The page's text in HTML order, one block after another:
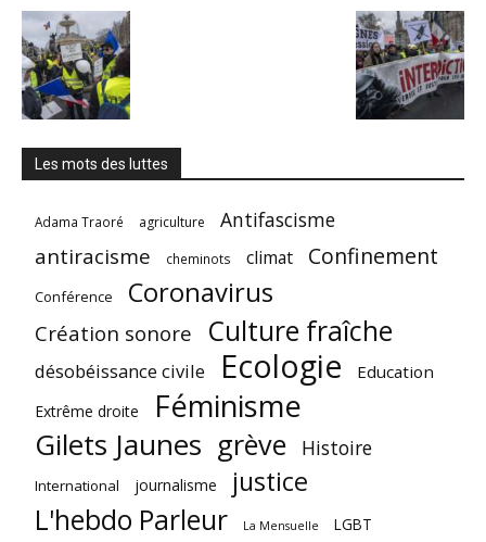
Les mots des luttes
Adama Traoré agriculture Antifascisme
antiracisme cheminots climat Confinement
Conférence Coronavirus
Création sonore Culture fraîche
désobéissance civile Ecologie Education
Extrême droite Féminisme
Gilets Jaunes grève Histoire
International journalisme justice
L'hebdo Parleur La Mensuelle
LGBT